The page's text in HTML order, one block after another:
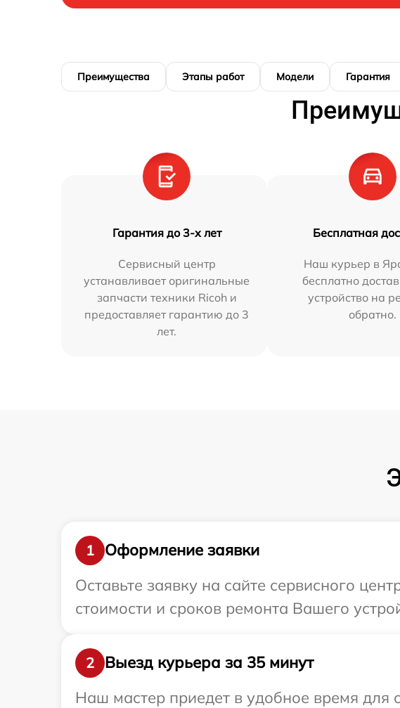
Преимущества Этапы работ Модели Гарантия
Гарантия до 3-х лет
Сервисный центр
устанавливает оригинальные
запчасти техники Ricoh и
предоставляет гарантию до 3
лет.
Бесплатная
Наш курьер в
бесплатно
устройство на
обратно.
1
Оформление заявки
Оставьте заявку на сайте сервисного
стоимости и сроков ремонта Вашего
2
Выезд курьера за 35 минут
Наш мастер приедет в удобное время для